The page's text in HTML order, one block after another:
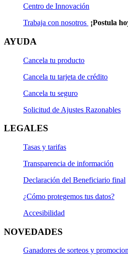
Centro de Innovación
Trabaja con nosotros ¡Postula
AYUDA
Cancela tu producto
Cancela tu tarjeta de crédito
Cancela tu seguro
Solicitud de Ajustes Razonables
LEGALES
Tasas y tarifas
Transparencia de información
Declaración del Beneficiario final
¿Cómo protegemos tus datos?
Accesibilidad
NOVEDADES
Ganadores de sorteos y